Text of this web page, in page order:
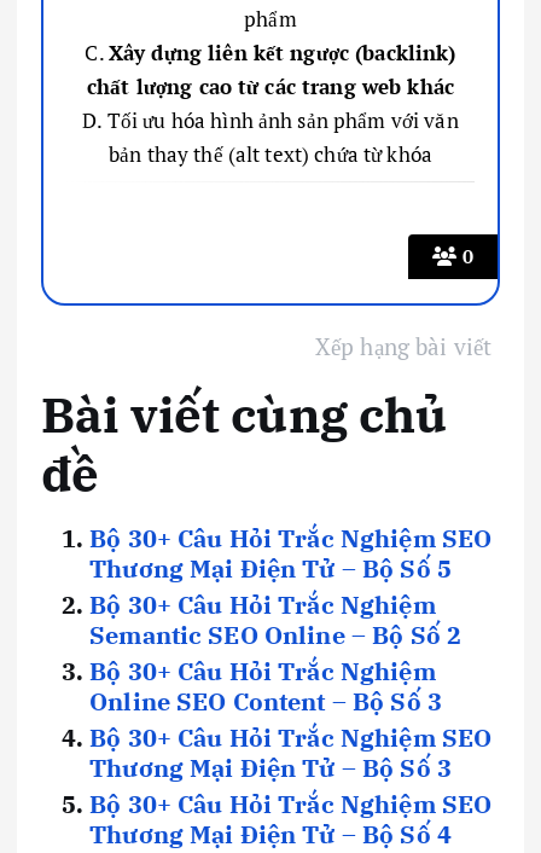
0
phẩm
C.Xây dựng liên kết ngược (backlink)
chất lượng cao từ các trang web khác
D. Tối ưu hóa hình ảnh sản phẩm với văn
bản thay thế (alt text) chứa từ khóa
Xếp hạng bài viết
Bài viết cùng chủ
đề
Bộ 30+ Câu Hỏi Trắc Nghiệm SEO
Thương Mại Điện Tử – Bộ Số 5
Bộ 30+ Câu Hỏi Trắc Nghiệm
Semantic SEO Online – Bộ Số 2
Bộ 30+ Câu Hỏi Trắc Nghiệm
Online SEO Content – Bộ Số 3
Bộ 30+ Câu Hỏi Trắc Nghiệm SEO
Thương Mại Điện Tử – Bộ Số 3
Bộ 30+ Câu Hỏi Trắc Nghiệm SEO
Thương Mại Điện Tử – Bộ Số 4